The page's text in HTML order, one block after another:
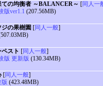
ての均衡者 ～BALANCER～ [同人一
版ver1.1 (207.56MB)
の果樹園 [同人一般]
スト [同人一般]
版 更新版 (130.34MB)
[同人一般]
版 (423.48MB)